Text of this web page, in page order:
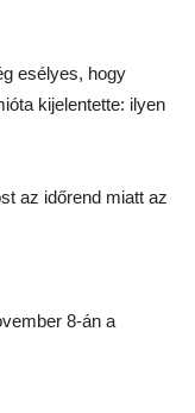
esélyes, hogy
kijelentette: ilyen
az időrend miatt az
8-án a